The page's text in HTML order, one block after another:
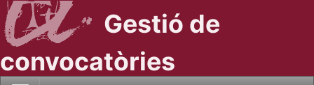
Gestió de
convocatòries